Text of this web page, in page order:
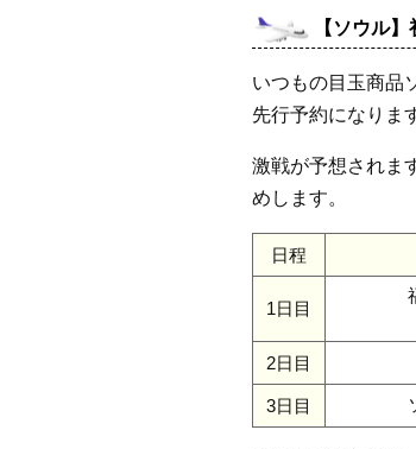
【ソウル
いつもの目玉商品
先行予約になりま
激戦が予想されま
めします。
日程
1日目
2日目
3日目